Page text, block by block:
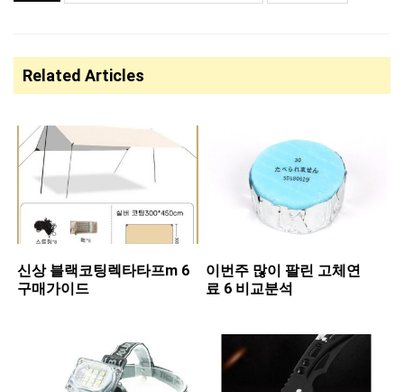
Related Articles
신상 ​블랙코팅렉타타프m 6
구매가이드
이번주 많이 팔린 ​고체연
료 6 비교분석